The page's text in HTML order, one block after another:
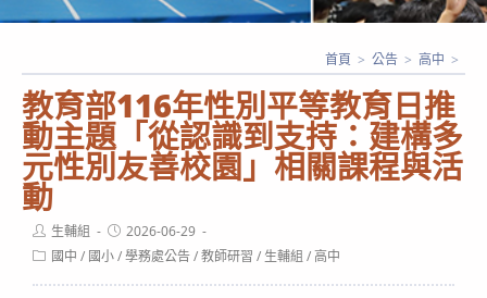
教育部116年性別平等教育日推
動主題「從認識到支持：建構多
元性別友善校園」相關課程與活
動
首頁 > 公告 > 高中 >
Post
author:
生輔組
Post
published:
2026-06-29
Post國中 / 國小/學務處公告/教師研習 / 生輔組 /高中